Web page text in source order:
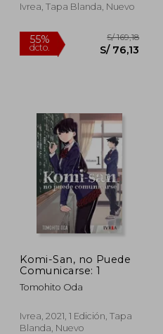
Ivrea, Tapa Blanda, Nuevo
Komi-San, no Puede
Comunicarse: 1
Tomohito Oda
Ivrea, 2021, 1 Edición, Tapa
Blanda, Nuevo